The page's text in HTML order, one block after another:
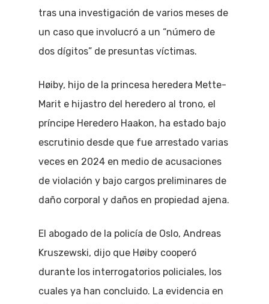
tras una investigación de varios meses de
un caso que involucró a un “número de
dos dígitos” de presuntas víctimas.
Høiby, hijo de la princesa heredera Mette-
Marit e hijastro del heredero al trono, el
príncipe Heredero Haakon, ha estado bajo
escrutinio desde que fue arrestado varias
veces en 2024 en medio de acusaciones
de violación y bajo cargos preliminares de
daño corporal y daños en propiedad ajena.
El abogado de la policía de Oslo, Andreas
Kruszewski, dijo que Høiby cooperó
durante los interrogatorios policiales, los
cuales ya han concluido. La evidencia en